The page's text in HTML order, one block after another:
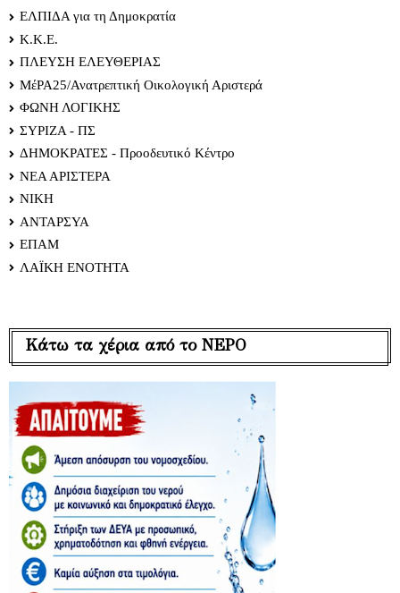
ΕΛΠΙΔΑ για τη Δημοκρατία
Κ.Κ.Ε.
ΠΛΕΥΣΗ ΕΛΕΥΘΕΡΙΑΣ
ΜέΡΑ25/Ανατρεπτική Οικολογική Αριστερά
ΦΩΝΗ ΛΟΓΙΚΗΣ
ΣΥΡΙΖΑ - ΠΣ
ΔΗΜΟΚΡΑΤΕΣ - Προοδευτικό Κέντρο
ΝΕΑ ΑΡΙΣΤΕΡΑ
ΝΙΚΗ
ΑΝΤΑΡΣΥΑ
ΕΠΑΜ
ΛΑΪΚΗ ΕΝΟΤΗΤΑ
Κάτω τα χέρια από το ΝΕΡΟ